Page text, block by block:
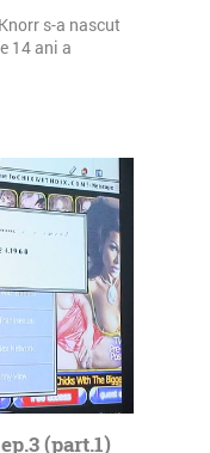
s-a nascut
14 ani a
(part.1)